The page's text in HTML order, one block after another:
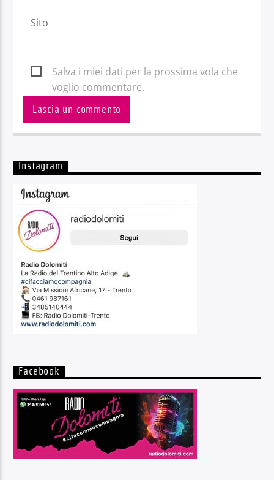
Salva i miei dati per la prossima vola che
voglio commentare.
Instagram
Facebook